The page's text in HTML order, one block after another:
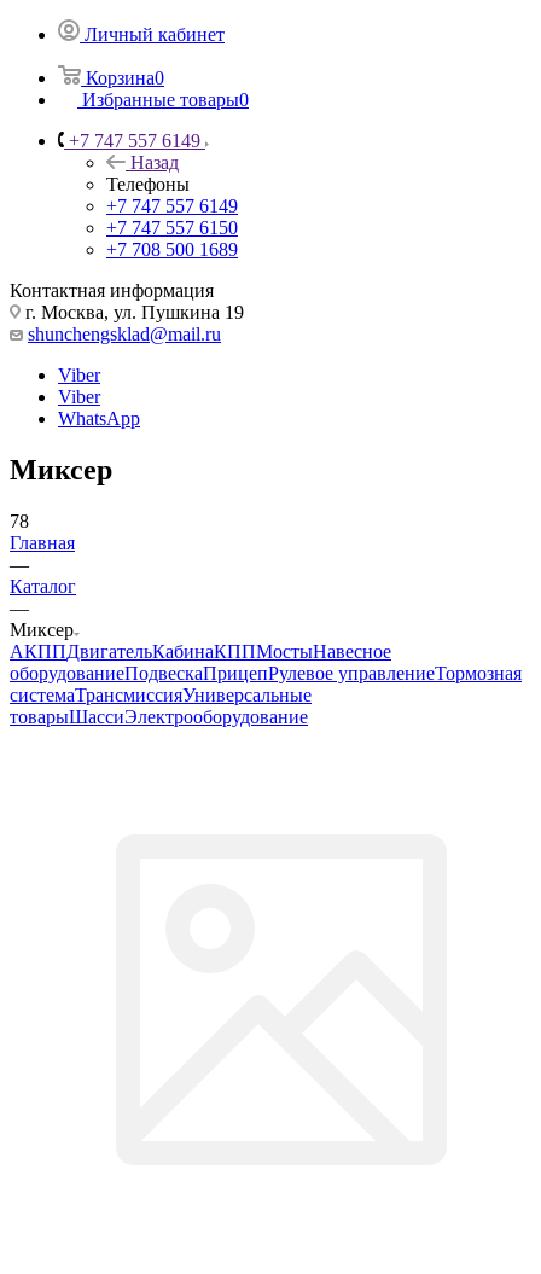
Личный кабинет
Корзина0
Избранные товары0
+7 747 557 6149
Назад
Телефоны
+7 747 557 6149
+7 747 557 6150
+7 708 500 1689
Контактная информация
г. Москва, ул. Пушкина 19
shunchengsklad@mail.ru
Viber
Viber
WhatsApp
Миксер
78
Главная
—
Каталог
—
Миксер
АКППДвигательКабинаКППМостыНавесное
оборудованиеПодвескаПрицепРулевое управлениеТормозная
системаТрансмиссияУниверсальные
товарыШассиЭлектрооборудование